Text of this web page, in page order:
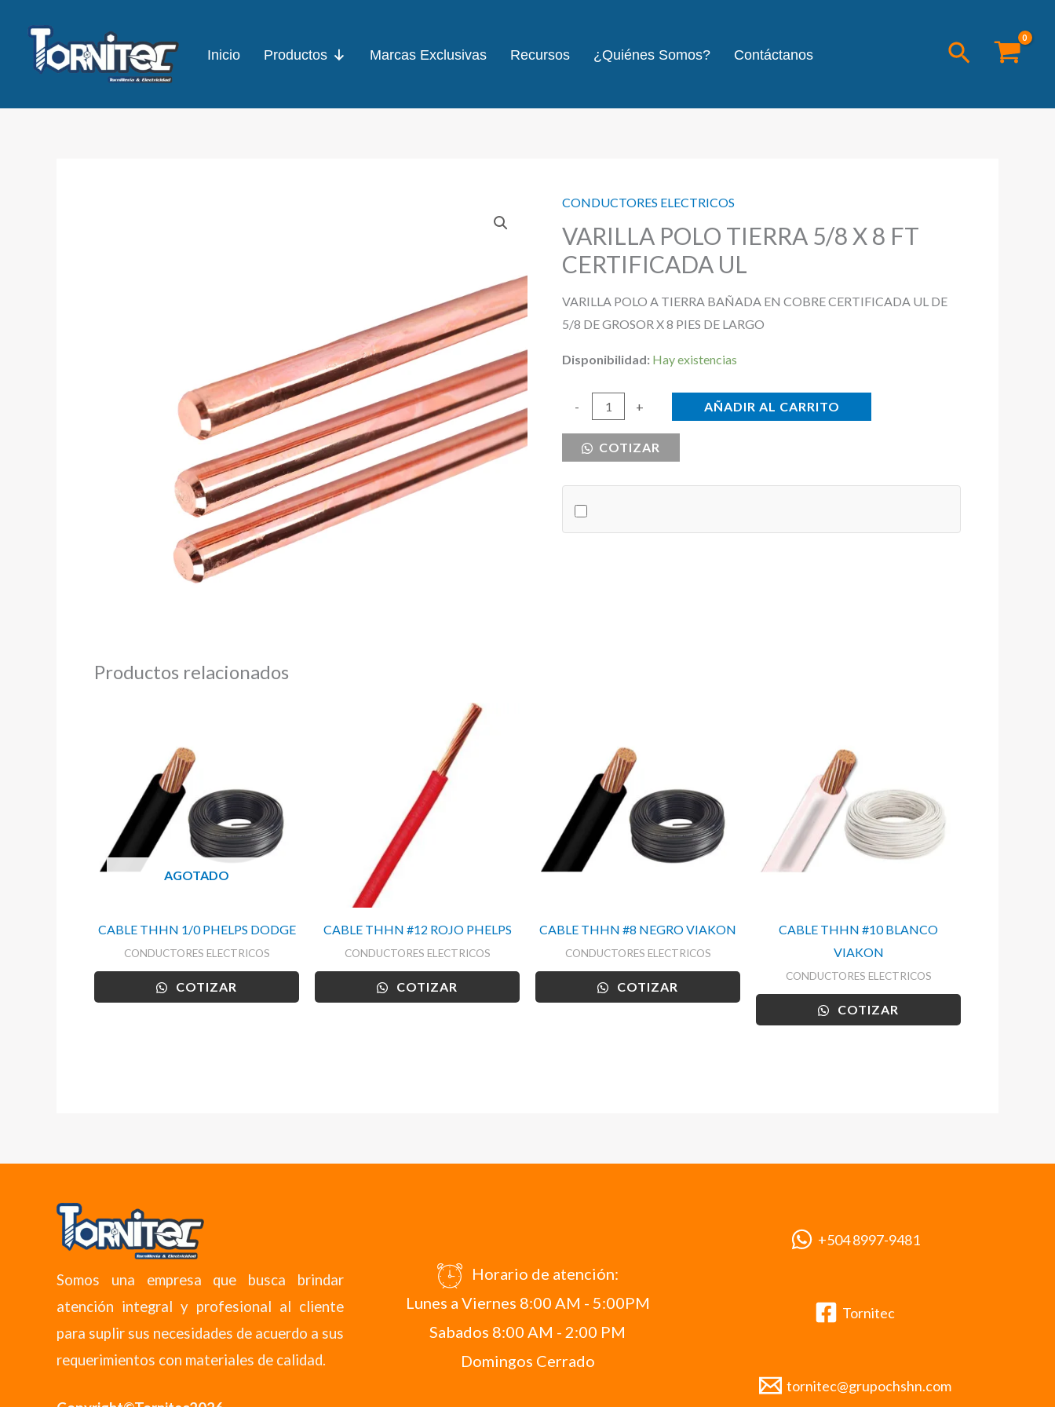
contenido
Inicio Productos Marcas Exclusivas Recursos ¿Quiénes Somos? Contáctanos Buscar
CONDUCTORES ELECTRICOS
VARILLA POLO TIERRA 5/8 X 8 FT
CERTIFICADA UL
VARILLA POLO A TIERRA BAÑADA EN COBRE CERTIFICADA UL DE
5/8 DE GROSOR X 8 PIES DE LARGO
Disponibilidad: Hay existencias
-
VARILLA
TIERRA
+ AÑADIR AL CARRITO
COTIZAR
Productos relacionados
AGOTADO
CABLE THHN 1/0 PHELPS DODGE
CONDUCTORES ELECTRICOS
COTIZAR
CABLE THHN #12 ROJO PHELPS
CONDUCTORES ELECTRICOS
COTIZAR
CABLE THHN #8 NEGRO VIAKON
CONDUCTORES ELECTRICOS
COTIZAR
CABLE THHN #10 BLANCO
VIAKON
CONDUCTORES ELECTRICOS
COTIZAR
Somos una empresa que busca brindar
atención integral y profesional al cliente
para suplir sus necesidades de acuerdo a sus
requerimientos con materiales de calidad.
Horario de atención:
Lunes a Viernes 8:00 AM - 5:00PM
Sabados 8:00 AM - 2:00 PM
Domingos Cerrado
+504 8997-9481
Tornitec
tornitec@grupochshn.com